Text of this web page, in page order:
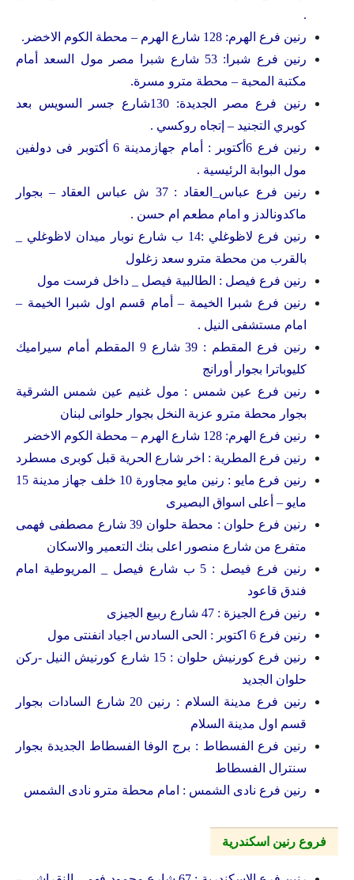
.
رنين فرع الهرم: 128 شارع الهرم – محطة الكوم الاخضر.
رنين فرع شبرا: 53 شارع شبرا مصر مول السعد أمام
مكتبة المحبة – محطة مترو مسرة.
رنين فرع مصر الجديدة: 130شارع جسر السويس بعد
كوبري التجنيد – إتجاه روكسي .
رنين فرع 6أكتوبر : أمام جهازمدينة 6 أكتوبر فى دولفين
مول البوابة الرئيسية .
رنين فرع عباس_العقاد : 37 ش عباس العقاد – بجوار
ماكدونالدز و امام مطعم ام حسن .
رنين فرع لاظوغلي :14 ب شارع نوبار ميدان لاظوغلي _
بالقرب من محطة مترو سعد زغلول
رنين فرع فيصل : الطالبية فيصل _ داخل فرست مول
رنين فرع شبرا الخيمة – أمام قسم اول شبرا الخيمة –
امام مستشفى النيل .
رنين فرع المقطم : 39 شارع 9 المقطم أمام سيراميك
كليوباترا بجوار أورانج
رنين فرع عين شمس : مول غنيم عين شمس الشرقية
بجوار محطة مترو عزبة النخل بجوار حلوانى لبنان
رنين فرع الهرم: 128 شارع الهرم – محطة الكوم الاخضر
رنين فرع المطرية : اخر شارع الحرية قبل كوبرى مسطرد
رنين فرع مايو : رنين مايو مجاورة 10 خلف جهاز مدينة 15
مايو – أعلى اسواق البصيرى
رنين فرع حلوان : محطة حلوان 39 شارع مصطفى فهمى
متفرع من شارع منصور اعلى بنك التعمير والاسكان
رنين فرع فيصل : 5 ب شارع فيصل _ المريوطية امام
فندق قاعود
رنين فرع الجيزة : 47 شارع ربيع الجيزى
رنين فرع 6 اكتوبر : الحى السادس اجياد انفنتى مول
رنين فرع كورنيش حلوان : 15 شارع كورنيش النيل -ركن
حلوان الجديد
رنين فرع مدينة السلام : رنين 20 شارع السادات بجوار
قسم اول مدينة السلام
رنين فرع الفسطاط : برج الوفا الفسطاط الجديدة بجوار
سنترال الفسطاط
رنين فرع نادى الشمس : امام محطة مترو نادى الشمس
فروع رنين اسكندرية